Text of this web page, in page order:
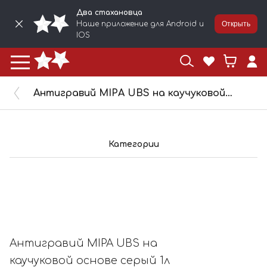
Два стахановца
Наше приложение для Android и
IOS
Открыть
Антигравий MIPA UBS на каучуковой основе серый 1л 256220000
Категории
Антигравий MIPA UBS на
каучуковой основе серый 1л